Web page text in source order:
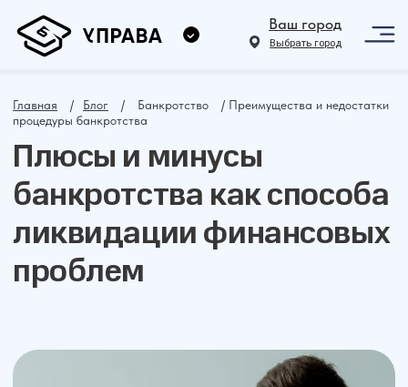
Выбрать город
Плюсы и минусы
банкротства как способа
ликвидации финансовых
проблем